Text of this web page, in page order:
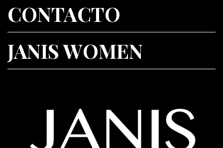
CONTACTO
JANIS WOMEN